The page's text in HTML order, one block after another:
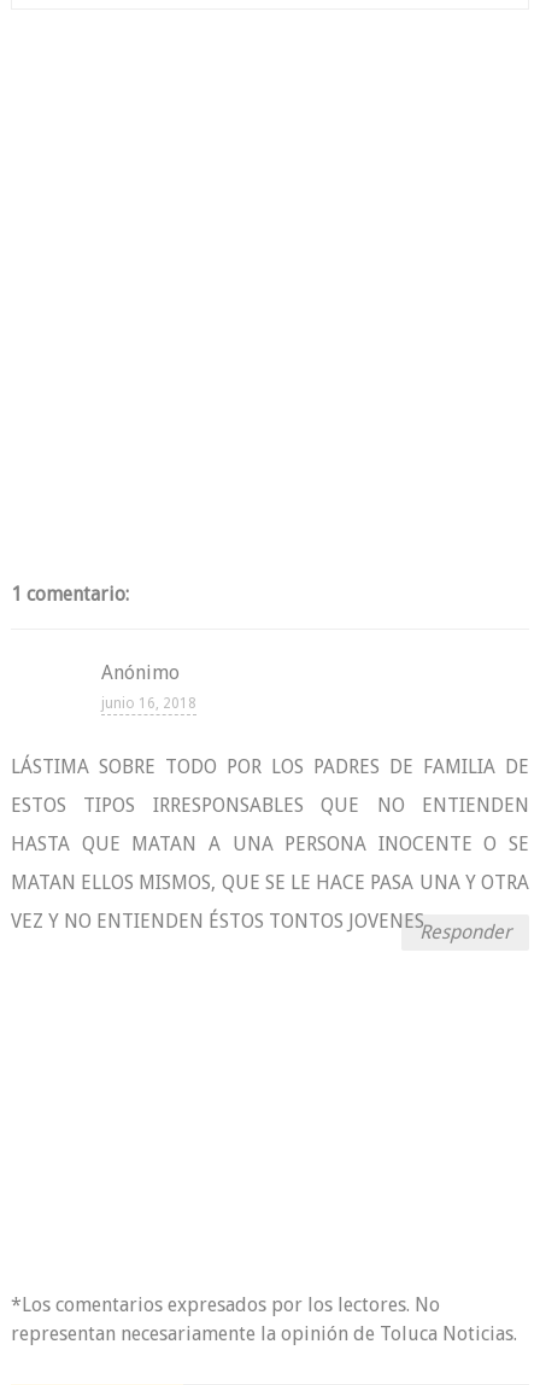
1 comentario:
Anónimo
junio 16, 2018
LÁSTIMA SOBRE TODO POR LOS PADRES DE FAMILIA DE
ESTOS TIPOS IRRESPONSABLES QUE NO ENTIENDEN
HASTA QUE MATAN A UNA PERSONA INOCENTE O SE
MATAN ELLOS MISMOS, QUE SE LE HACE PASA UNA Y OTRA
VEZ Y NO ENTIENDEN ÉSTOS TONTOS JOVENESResponder
*Los comentarios expresados por los lectores. No
representan necesariamente la opinión de Toluca Noticias.